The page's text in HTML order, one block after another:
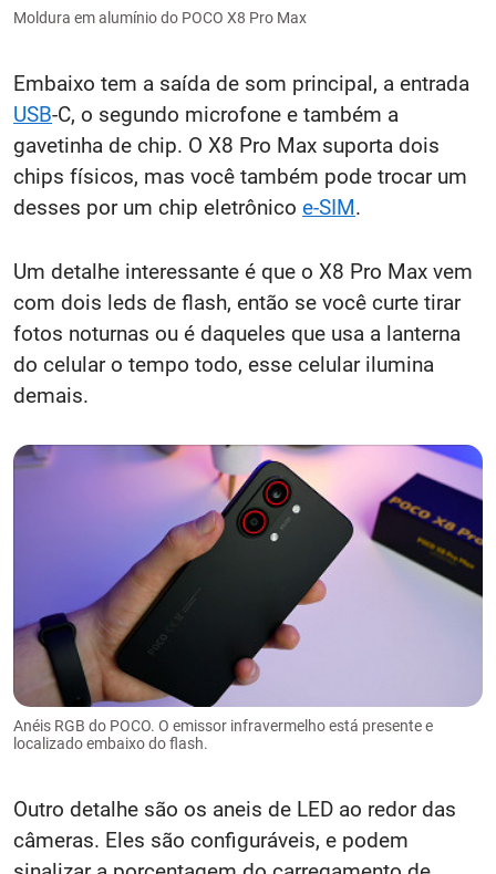
Moldura em alumínio do POCO X8 Pro Max
Embaixo tem a saída de som principal, a entrada
USB-C, o segundo microfone e também a
gavetinha de chip. O X8 Pro Max suporta dois
chips físicos, mas você também pode trocar um
desses por um chip eletrônico e-SIM.
Um detalhe interessante é que o X8 Pro Max vem
com dois leds de flash, então se você curte tirar
fotos noturnas ou é daqueles que usa a lanterna
do celular o tempo todo, esse celular ilumina
demais.
Anéis RGB do POCO. O emissor infravermelho está presente e
localizado embaixo do flash.
Outro detalhe são os aneis de LED ao redor das
câmeras. Eles são configuráveis, e podem